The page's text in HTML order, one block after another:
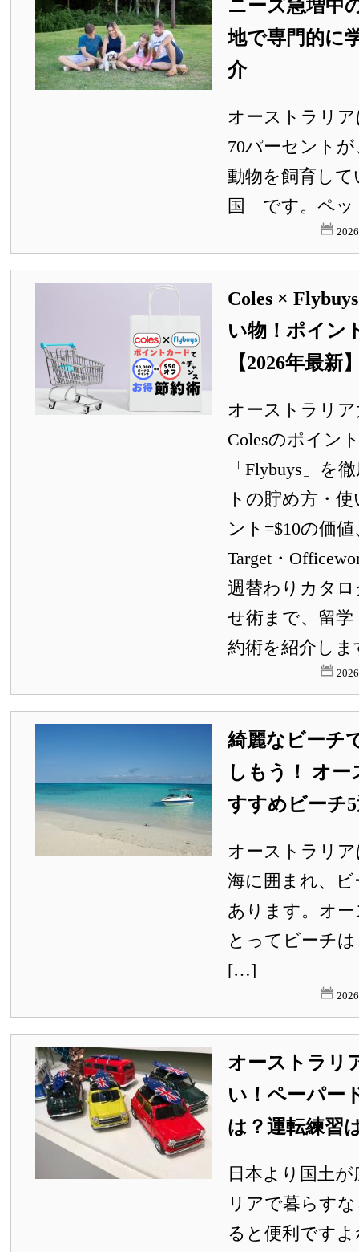
ニーズ急増中
地で専門的に
介
オーストラリ
70パーセント
動物を飼育し
国」です。ペ
Coles ×
い物！ポイン
【2026年最新
オーストラリ
Colesのポイン
「Flybuys」を
トの貯め方・
ント=$10の価
Target・
週替わりカタ
せ術まで、留
約術を紹介しま
綺麗なビーチ
しもう！ オ
すすめビーチ
オーストラリ
海に囲まれ、
あります。オ
とってビーチ
[…]
オーストラリ
い！ペーパー
は？運転練習
日本より国土
リアで暮らす
ると便利です